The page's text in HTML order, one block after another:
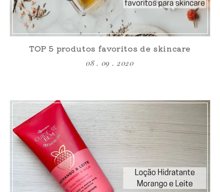
TOP 5 produtos favoritos de skincare
08 . 09 . 2020